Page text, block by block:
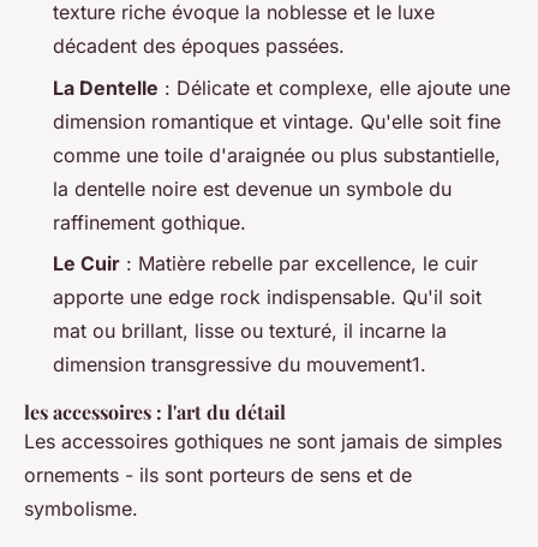
texture riche évoque la noblesse et le luxe
décadent des époques passées.
La Dentelle : Délicate et complexe, elle ajoute une
dimension romantique et vintage. Qu'elle soit fine
comme une toile d'araignée ou plus substantielle,
la dentelle noire est devenue un symbole du
raffinement gothique.
Le Cuir : Matière rebelle par excellence, le cuir
apporte une edge rock indispensable. Qu'il soit
mat ou brillant, lisse ou texturé, il incarne la
dimension transgressive du mouvement1.
les accessoires : l'art du détail
Les accessoires gothiques ne sont jamais de simples
ornements - ils sont porteurs de sens et de
symbolisme.